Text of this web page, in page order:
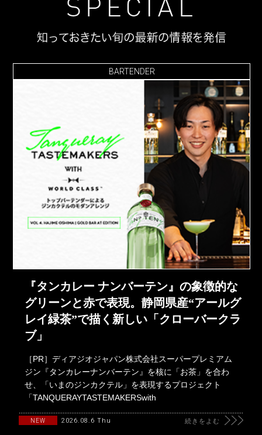
BARTENDER
『タンカレー ナンバーテン』の象徴的な
グリーンと赤で表現。静岡県産“アールグ
レイ緑茶”で描く新しい「クローバークラ
ブ」
［PR］ディアジオジャパン株式会社スーパープレミアム
ジン『タンカレーナンバーテン』を核に「お茶」を合わ
せ、「いまのジンカクテル」を表現するプロジェクト
「TANQUERAYTASTEMAKERSwith
NEW 2026.08.6 Thu 続きをよむ